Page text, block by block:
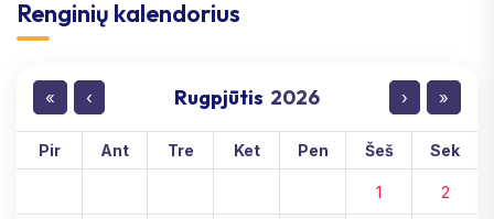
Renginių kalendorius
« ‹ Rugpjūtis 2026 › »
Pir Ant Tre Ket Pen Šeš Sek
1 2